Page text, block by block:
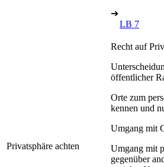
➔
LB 7
Privatsphäre achten
Recht auf
öffentlicher
Orte zum
kennen und
Umgang mit
Umgang mit
gegenüber